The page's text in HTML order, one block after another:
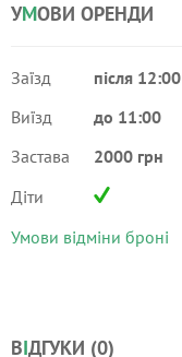
УМОВИ ОРЕНДИ
Заїзд
після 12:00
Виїзд
до 11:00
Застава
2000 грн
Діти
Умови відміни броні
ВІДГУКИ (0)